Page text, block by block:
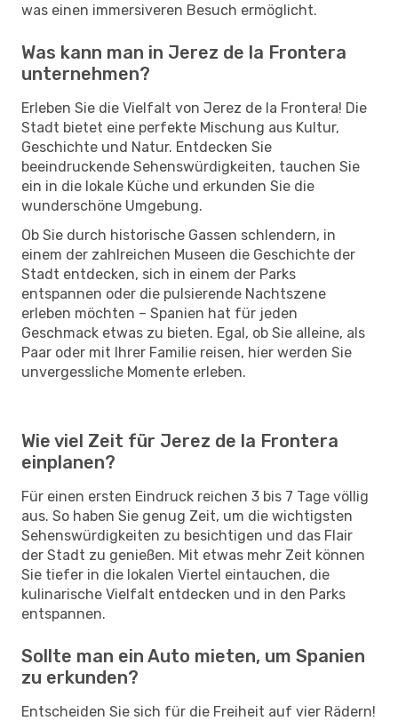
was einen immersiveren Besuch ermöglicht.
Was kann man in Jerez de la Frontera
unternehmen?
Erleben Sie die Vielfalt von Jerez de la Frontera! Die
Stadt bietet eine perfekte Mischung aus Kultur,
Geschichte und Natur. Entdecken Sie
beeindruckende Sehenswürdigkeiten, tauchen Sie
ein in die lokale Küche und erkunden Sie die
wunderschöne Umgebung.
Ob Sie durch historische Gassen schlendern, in
einem der zahlreichen Museen die Geschichte der
Stadt entdecken, sich in einem der Parks
entspannen oder die pulsierende Nachtszene
erleben möchten – Spanien hat für jeden
Geschmack etwas zu bieten. Egal, ob Sie alleine, als
Paar oder mit Ihrer Familie reisen, hier werden Sie
unvergessliche Momente erleben.
Wie viel Zeit für Jerez de la Frontera
einplanen?
Für einen ersten Eindruck reichen 3 bis 7 Tage völlig
aus. So haben Sie genug Zeit, um die wichtigsten
Sehenswürdigkeiten zu besichtigen und das Flair
der Stadt zu genießen. Mit etwas mehr Zeit können
Sie tiefer in die lokalen Viertel eintauchen, die
kulinarische Vielfalt entdecken und in den Parks
entspannen.
Sollte man ein Auto mieten, um Spanien
zu erkunden?
Entscheiden Sie sich für die Freiheit auf vier Rädern!